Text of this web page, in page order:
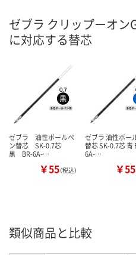
ゼブラ クリップーオン
に対応する替芯
ゼブラ 油性ボールペ
ン替芯 SK-0.7芯
黒 BR-6A-…
￥55（税込）
ゼブラ 油性ボー
替芯 SK-0.7芯 青
6A-…
￥55
類似商品と比較